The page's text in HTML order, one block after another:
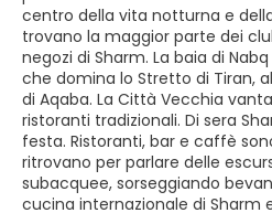
centro della vita notturna e
trovano la maggior parte dei
negozi di Sharm. La baia di
che domina lo Stretto di Tiran,
di Aqaba. La Città Vecchia
ristoranti tradizionali. Di sera
festa. Ristoranti, bar e caffè
ritrovano per parlare delle
subacquee, sorseggiando
cucina internazionale di Sharm